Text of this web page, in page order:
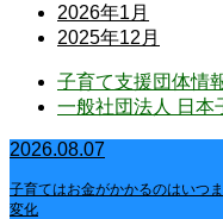
2026年1月
2025年12月
子育て支援団体情
一般社団法人 日本
2026.08.07
子育てはお金がかかるのはいつ
変化